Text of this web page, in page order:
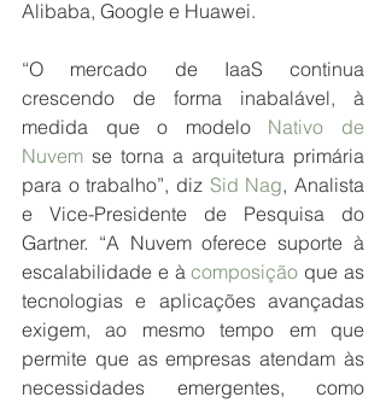
Alibaba, Google e Huawei.
“O mercado de IaaS continua
crescendo de forma inabalável, à
medida que o modelo Nativo de
Nuvem se torna a arquitetura primária
para o trabalho”, diz Sid Nag, Analista
e Vice-Presidente de Pesquisa do
Gartner. “A Nuvem oferece suporte à
escalabilidade e à composição que as
tecnologias e aplicações avançadas
exigem, ao mesmo tempo em que
permite que as empresas atendam às
necessidades emergentes, como